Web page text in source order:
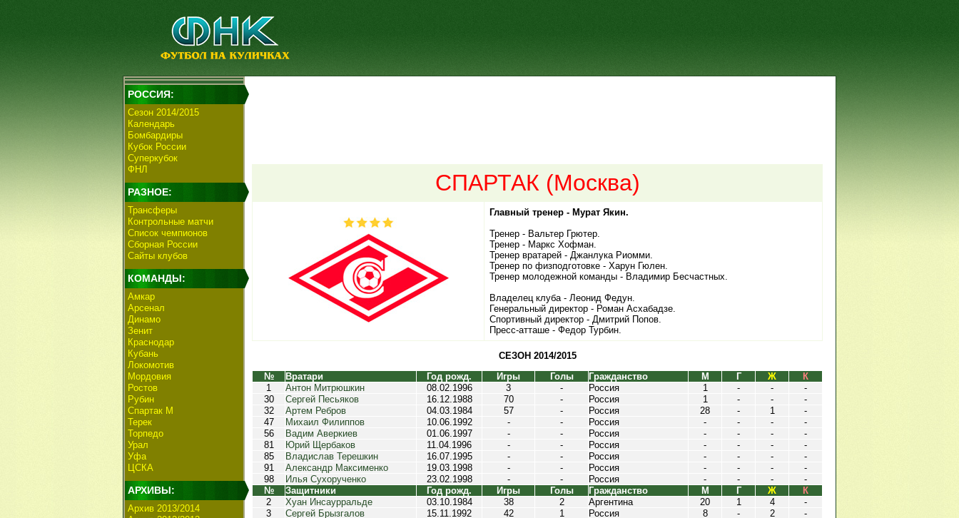
РОССИЯ:
Сезон 2014/2015
Календарь
Бомбардиры
Кубок России
Суперкубок
ФНЛ
РАЗНОЕ:
Трансферы
Контрольные матчи
Список чемпионов
Сборная России
Сайты клубов
КОМАНДЫ:
Амкар
Арсенал
Динамо
Зенит
Краснодар
Кубань
Локомотив
Мордовия
Ростов
Рубин
Спартак М
Терек
Торпедо
Урал
Уфа
ЦСКА
АРХИВЫ:
Архив 2013/2014
СПАРТАК (Москва)
Главный тренер - Мурат Якин.
Тренер - Вальтер Грютер.
Тренер - Маркс Хофман.
Тренер вратарей - Джанлука Риомми.
Тренер по физподготовке - Харун Гюлен.
Тренер молодежной команды - Владимир Бесчастных.
Владелец клуба - Леонид Федун.
Генеральный директор - Роман Асхабадзе.
Спортивный директор - Дмитрий Попов.
Пресс-атташе - Федор Турбин.
СЕЗОН 2014/2015
№
Вратари Год рожд. Игры Голы Гражданство М Г Ж
К
1
Антон Митрюшкин 08.02.1996 3 - Россия 1 - -
-
30
Сергей Песьяков 16.12.1988 70 - Россия 1 - -
-
32
Артем Ребров 04.03.1984 57 - Россия 28 - 1
-
47
Михаил Филиппов 10.06.1992 - - Россия - - -
-
56
Вадим Аверкиев 01.06.1997 - - Россия - - -
-
81
Юрий Щербаков 11.04.1996 - - Россия - - -
-
85
Владислав Терешкин 16.07.1995 - - Россия - - -
-
91
Александр Максименко 19.03.1998 - - Россия - - -
-
98
Илья Сухорученко 23.02.1998 - - Россия - - -
-
№
Защитники Год рожд. Игры Голы Гражданство М Г Ж
К
2
Хуан Инсаурральде 03.10.1984 38 2 Аргентина 20 1 4
-
3
Сергей Брызгалов 15.11.1992 42 1 Россия 8 - 2
-